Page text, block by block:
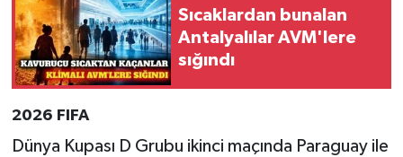
Sıcaklardan bunalan
Antalyalılar AVM'lere
sığındı
2026 FIFA
Dünya Kupası D Grubu ikinci maçında Paraguay ile